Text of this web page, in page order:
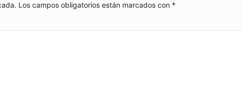
Los campos obligatorios están marcados con *